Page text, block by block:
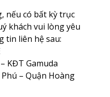
nếu có bất kỳ trục
khách vui lòng yêu
tin liên hệ sau:
KĐT Gamuda
– Quận Hoàng